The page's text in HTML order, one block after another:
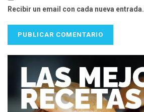
Recibir un email con cada nueva entrada.